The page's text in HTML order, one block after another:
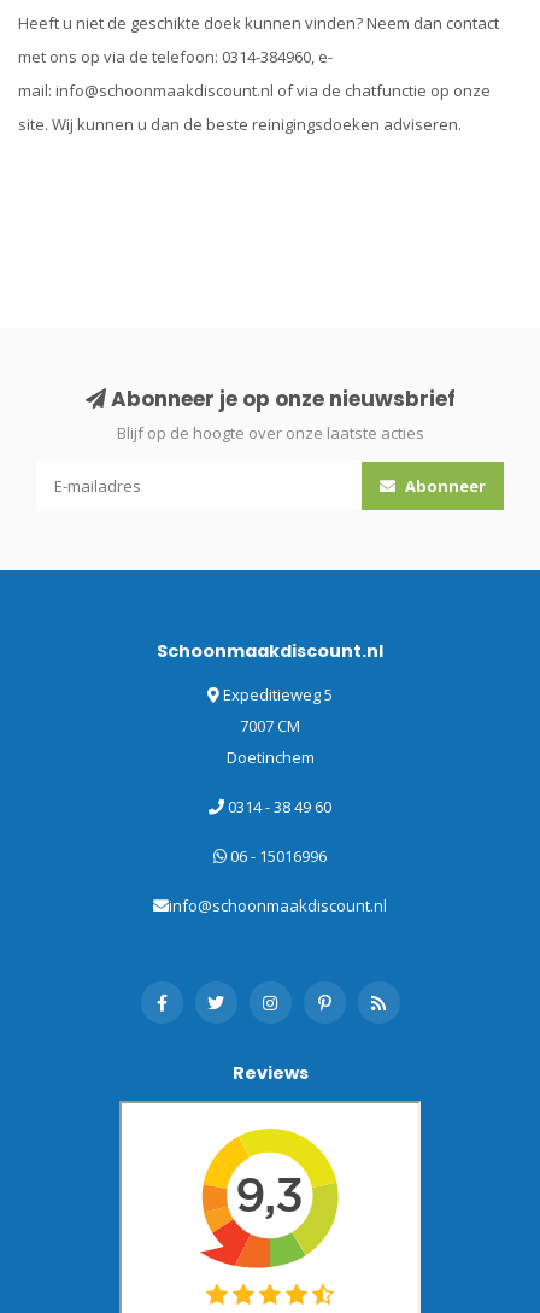
Heeft u niet de geschikte doek kunnen vinden? Neem dan contact
met ons op via de telefoon: 0314-384960, e-
mail: info@schoonmaakdiscount.nl of via de chatfunctie op onze
site. Wij kunnen u dan de beste reinigingsdoeken adviseren.
Abonneer je op onze nieuwsbrief
Blijf op de hoogte over onze laatste acties
Abonneer
Schoonmaakdiscount.nl
Expeditieweg 5
7007 CM
Doetinchem
0314 - 38 49 60
06 - 15016996
info@schoonmaakdiscount.nl
Reviews